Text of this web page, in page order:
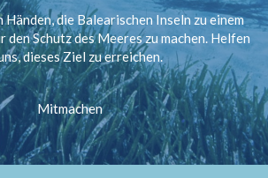
die Balearischen Inseln zu einem
Schutz des Meeres zu machen. Helfen
dieses Ziel zu erreichen.
Mitmachen